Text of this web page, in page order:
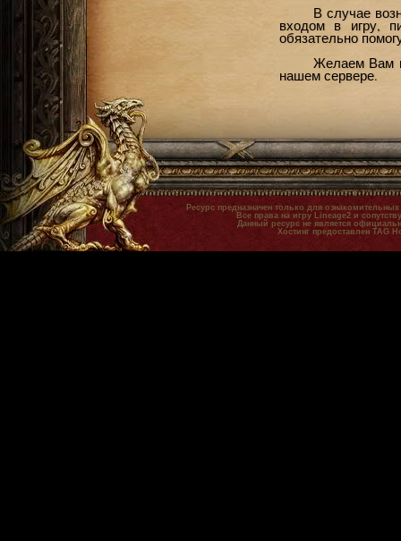
В случае
входом в игру,
обязательно
Желаем Вам
нашем сервере.
Ресурс предназначен только для
Все права на игру Lineage2 и
Данный ресурс не является
Хостинг предоставлен TAG